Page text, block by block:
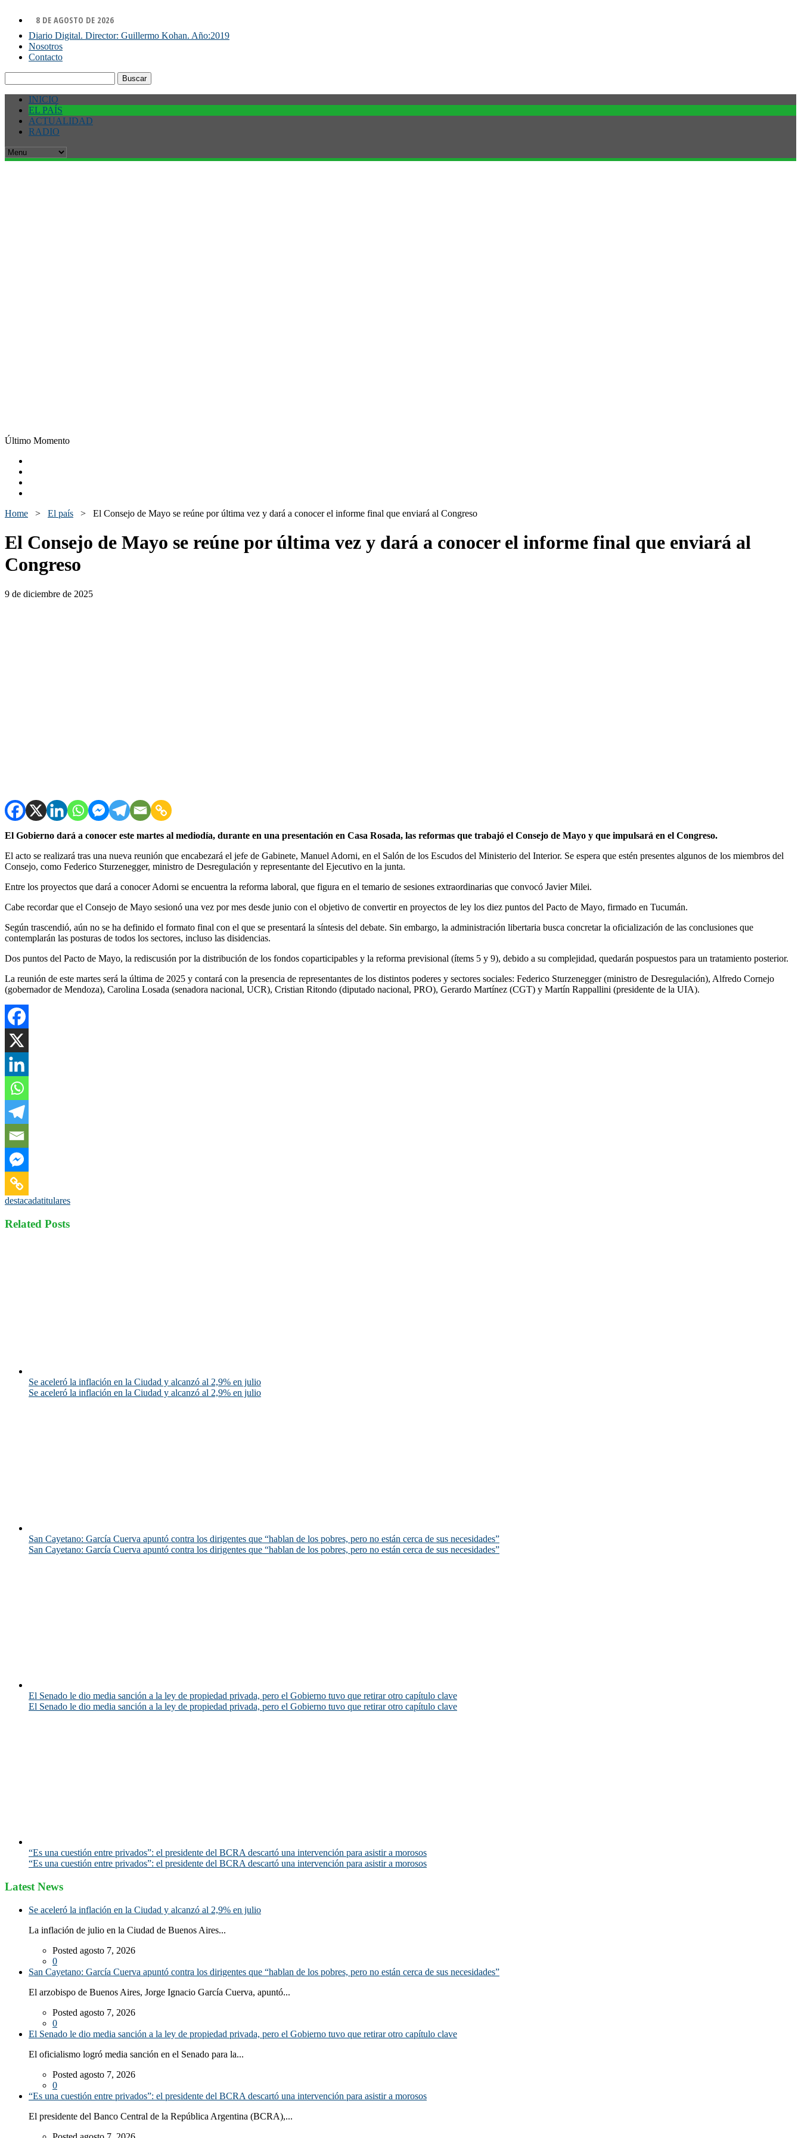
8 DE AGOSTO DE 2026
Diario Digital. Director: Guillermo Kohan. Año:2019
Nosotros
Contacto
INICIO
EL PAÍS
ACTUALIDAD
RADIO
Último Momento
Home > El país > El Consejo de Mayo se reúne por última vez y dará a conocer el informe final que enviará al Congreso
El Consejo de Mayo se reúne por última vez y dará a conocer el informe final que enviará al
Congreso
9 de diciembre de 2025
El Gobierno dará a conocer este martes al mediodía, durante en una presentación en Casa Rosada, las reformas que trabajó el Consejo de Mayo y que impulsará en el Congreso.
El acto se realizará tras una nueva reunión que encabezará el jefe de Gabinete, Manuel Adorni, en el Salón de los Escudos del Ministerio del Interior. Se espera que estén presentes algunos de los miembros del
Consejo, como Federico Sturzenegger, ministro de Desregulación y representante del Ejecutivo en la junta.
Entre los proyectos que dará a conocer Adorni se encuentra la reforma laboral, que figura en el temario de sesiones extraordinarias que convocó Javier Milei.
Cabe recordar que el Consejo de Mayo sesionó una vez por mes desde junio con el objetivo de convertir en proyectos de ley los diez puntos del Pacto de Mayo, firmado en Tucumán.
Según trascendió, aún no se ha definido el formato final con el que se presentará la síntesis del debate. Sin embargo, la administración libertaria busca concretar la oficialización de las conclusiones que
contemplarán las posturas de todos los sectores, incluso las disidencias.
Dos puntos del Pacto de Mayo, la rediscusión por la distribución de los fondos coparticipables y la reforma previsional (ítems 5 y 9), debido a su complejidad, quedarán pospuestos para un tratamiento posterior.
La reunión de este martes será la última de 2025 y contará con la presencia de representantes de los distintos poderes y sectores sociales: Federico Sturzenegger (ministro de Desregulación), Alfredo Cornejo
(gobernador de Mendoza), Carolina Losada (senadora nacional, UCR), Cristian Ritondo (diputado nacional, PRO), Gerardo Martínez (CGT) y Martín Rappallini (presidente de la UIA).
destacadatitulares
Related Posts
Se aceleró la inflación en la Ciudad y alcanzó al 2,9% en julio
Se aceleró la inflación en la Ciudad y alcanzó al 2,9% en julio
San Cayetano: García Cuerva apuntó contra los dirigentes que “hablan de los pobres, pero no están cerca de sus necesidades”
San Cayetano: García Cuerva apuntó contra los dirigentes que “hablan de los pobres, pero no están cerca de sus necesidades”
El Senado le dio media sanción a la ley de propiedad privada, pero el Gobierno tuvo que retirar otro capítulo clave
El Senado le dio media sanción a la ley de propiedad privada, pero el Gobierno tuvo que retirar otro capítulo clave
“Es una cuestión entre privados”: el presidente del BCRA descartó una intervención para asistir a morosos
“Es una cuestión entre privados”: el presidente del BCRA descartó una intervención para asistir a morosos
Latest News
Se aceleró la inflación en la Ciudad y alcanzó al 2,9% en julio
La inflación de julio en la Ciudad de Buenos Aires...
Posted agosto 7, 2026
0
San Cayetano: García Cuerva apuntó contra los dirigentes que “hablan de los pobres, pero no están cerca de sus necesidades”
El arzobispo de Buenos Aires, Jorge Ignacio García Cuerva, apuntó...
Posted agosto 7, 2026
0
El Senado le dio media sanción a la ley de propiedad privada, pero el Gobierno tuvo que retirar otro capítulo clave
El oficialismo logró media sanción en el Senado para la...
Posted agosto 7, 2026
0
“Es una cuestión entre privados”: el presidente del BCRA descartó una intervención para asistir a morosos
El presidente del Banco Central de la República Argentina (BCRA),...